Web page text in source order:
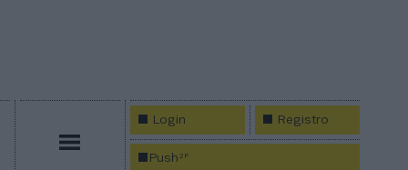
Login Registro
Push2P